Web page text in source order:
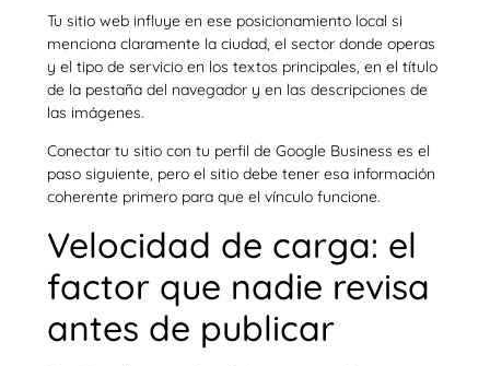
Tu sitio web influye en ese posicionamiento local si
menciona claramente la ciudad, el sector donde operas
y el tipo de servicio en los textos principales, en el título
de la pestaña del navegador y en las descripciones de
las imágenes.
Conectar tu sitio con tu perfil de Google Business es el
paso siguiente, pero el sitio debe tener esa información
coherente primero para que el vínculo funcione.
Velocidad de carga: el
factor que nadie revisa
antes de publicar